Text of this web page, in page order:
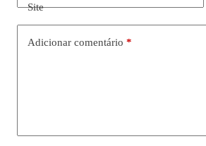
Site
Adicionar comentário *